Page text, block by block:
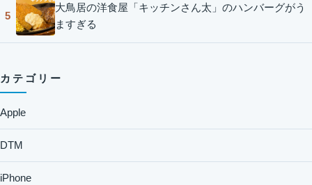
5
大鳥居の洋食屋「キッチンさん太」のハンバーグがう
ますぎる
カテゴリー
Apple
DTM
iPhone